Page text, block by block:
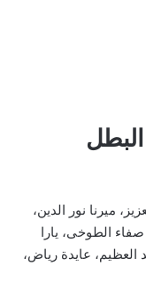
ميرنا نور الدين،
الطوخى، يارا
عايدة رياض،